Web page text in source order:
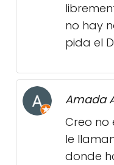
no hay
pida el
Amada
Creo
le
donde